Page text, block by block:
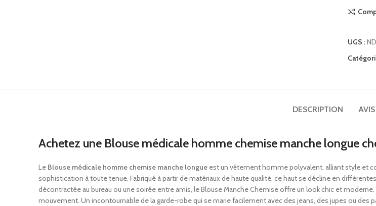
UGS :ND
DESCRIPTION
Achetez une Blouse médicale homme chemise manche longue
Le Blouse médicale homme chemise manche longue est un vêtement homme polyvalent, alliant style et
sophistication à toute tenue. Fabriqué à partir de matériaux de haute qualité, ce haut se décline en
décontractée au bureau ou une soirée entre amis, le Blouse Manche Chemise offre un look chic et
mouvement. Un incontournable de la garde-robe qui se marie facilement avec des jeans, des jupes ou